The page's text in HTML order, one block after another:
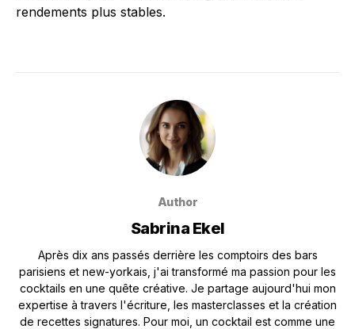
rendements plus stables.
Author
Sabrina Ekel
Après dix ans passés derrière les comptoirs des bars
parisiens et new-yorkais, j'ai transformé ma passion pour les
cocktails en une quête créative. Je partage aujourd'hui mon
expertise à travers l'écriture, les masterclasses et la création
de recettes signatures. Pour moi, un cocktail est comme une